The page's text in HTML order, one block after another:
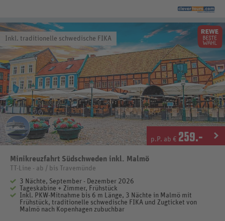
Inkl. traditionelle schwedische FIKA
p.P. ab € 259.-
Minikreuzfahrt Südschweden inkl. Malmö
TT-Line - ab / bis Travemünde
3 Nächte, September - Dezember 2026
Tageskabine + Zimmer, Frühstück
Inkl. PKW-Mitnahme bis 6 m Länge, 3 Nächte in Malmö mit
Frühstück, traditionelle schwedische FIKA und Zugticket von
Malmö nach Kopenhagen zubuchbar